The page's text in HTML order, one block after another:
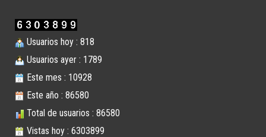
Usuarios hoy : 818
Usuarios ayer : 1789
Este mes : 10928
Este año : 86580
Total de usuarios : 86580
Vistas hoy : 6303899